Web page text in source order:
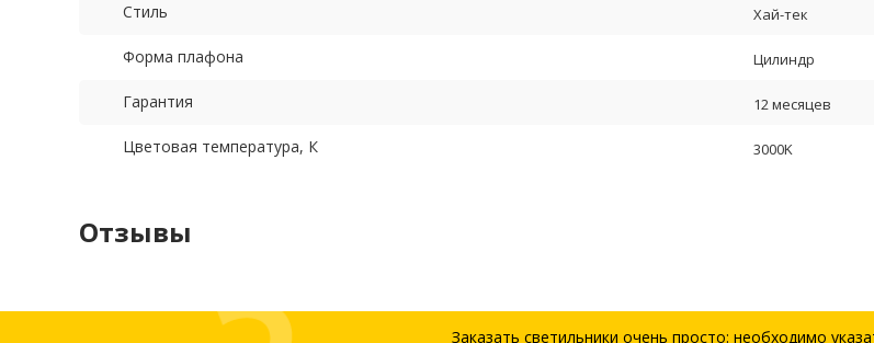
Стиль Хай-тек
Форма плафона Цилиндр
Гарантия 12 месяцев
Цветовая температура, К 3000K
Отзывы
Заказать светильники очень просто: необходимо